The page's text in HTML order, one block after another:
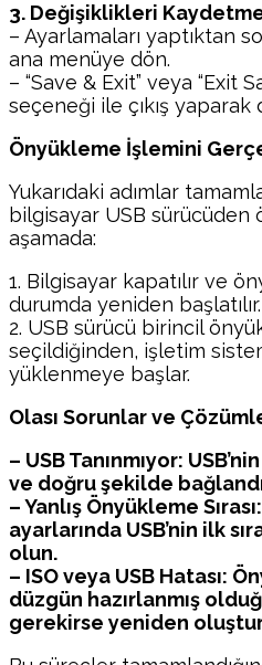
3. Değişiklikleri
– Ayarlamaları yaptıktan
ana menüye dön.
– “Save & Exit” veya “Exit
seçeneği ile çıkış
Önyükleme İşlemini
Yukarıdaki adımlar
bilgisayar USB sürücüden
aşamada:
1. Bilgisayar kapatılır ve
durumda yeniden başlatılır.
2. USB sürücü birincil
seçildiğinden, işletim
yüklenmeye başlar.
Olası Sorunlar ve
– USB Tanınmıyor:
ve doğru şekilde
– Yanlış Önyükleme
ayarlarında USB’nin ilk
olun.
– ISO veya USB Hatası:
düzgün hazırlanmış
gerekirse yeniden